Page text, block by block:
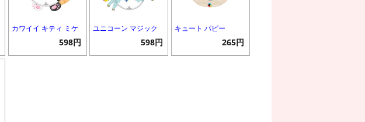
カワイイ キティ ミケ
598円
ユニコーン マジック
598円
キュート パピー
265円